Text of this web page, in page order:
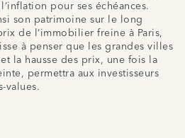
pour ses échéances.
son patrimoine sur le long
de l’immobilier freine à Paris,
à penser que les grandes villes
la hausse des prix, une fois la
permettra aux investisseurs
values.